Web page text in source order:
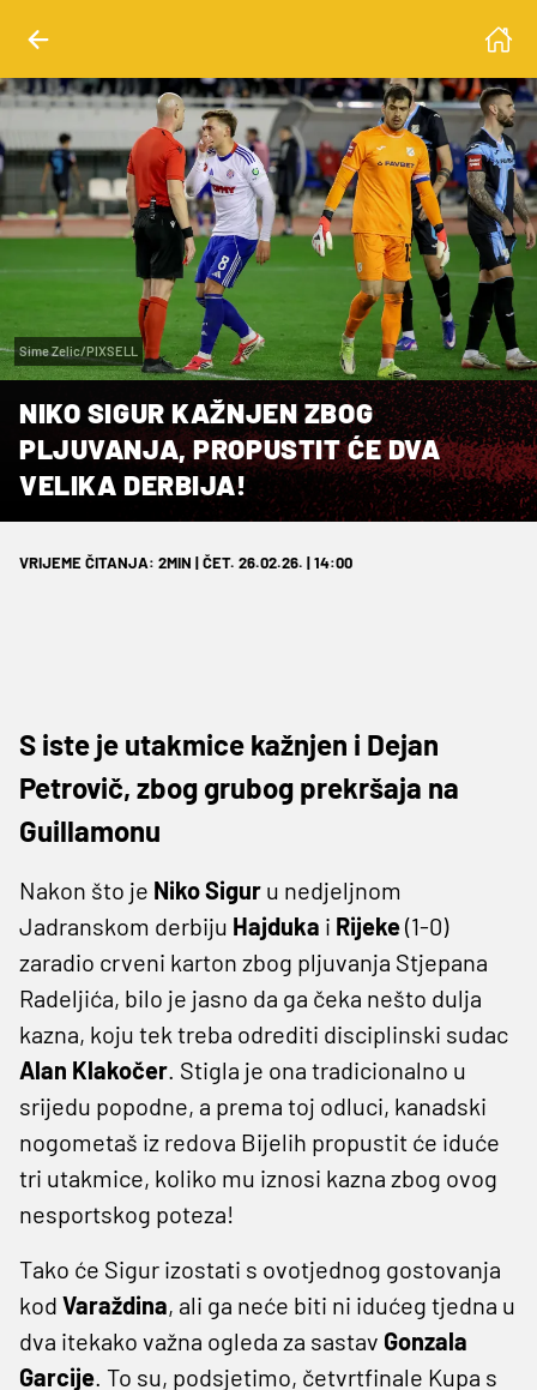
Sime Zelic/PIXSELL
NIKO SIGUR KAŽNJEN ZBOG
PLJUVANJA, PROPUSTIT ĆE DVA
VELIKA DERBIJA!
VRIJEME ČITANJA: 2MIN | ČET. 26.02.26. | 14:00
S iste je utakmice kažnjen i Dejan
Petrovič, zbog grubog prekršaja na
Guillamonu
Nakon što je Niko Sigur u nedjeljnom
Jadranskom derbiju Hajduka i Rijeke(1-0)
zaradio crveni karton zbog pljuvanja Stjepana
Radeljića, bilo je jasno da ga čeka nešto dulja
kazna, koju tek treba odrediti disciplinski sudac
Alan Klakočer. Stigla je ona tradicionalno u
srijedu popodne, a prema toj odluci, kanadski
nogometaš iz redova Bijelih propustit će iduće
tri utakmice, koliko mu iznosi kazna zbog ovog
nesportskog poteza!
Tako će Sigur izostati s ovotjednog gostovanja
kod Varaždina, ali ga neće biti ni idućeg tjedna u
dva itekako važna ogleda za sastav Gonzala
Garcije. To su, podsjetimo, četvrtfinale Kupa s